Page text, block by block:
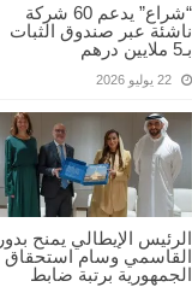
“شراع” يدعم 60 شركة
ناشئة عبر صندوق الثبات
بـ5 ملايين درهم
22 يوليو 2026
الرئيس الإيطالي يمنح بدور
القاسمي وسام استحقاق
الجمهورية برتبة ضابط